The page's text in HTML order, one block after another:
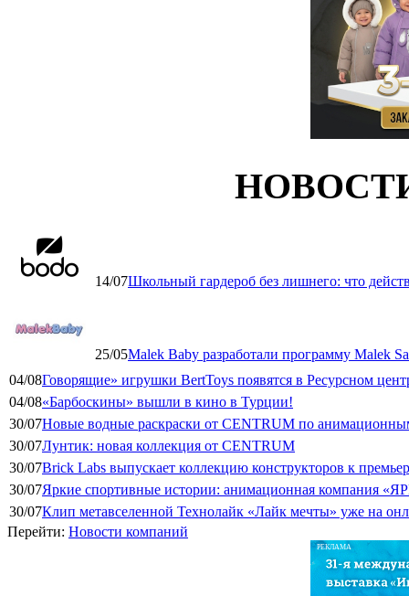
14/07Школьный гардероб без лишнего: что
25/05Malek Baby разработали программу Malek
04/08Говорящие» игрушки BertToys появятся в Ресурсном
04/08«Барбоскины» вышли в кино в Турции!
30/07Новые водные раскраски от CENTRUM по
30/07Лунтик: новая коллекция от CENTRUM
30/07Brick Labs выпускает коллекцию конструкторов к
30/07Яркие спортивные истории: анимационная компания
30/07Клип метавселенной Технолайк «Лайк мечты» уже на
Перейти: Новости компаний
РЕКЛАМА